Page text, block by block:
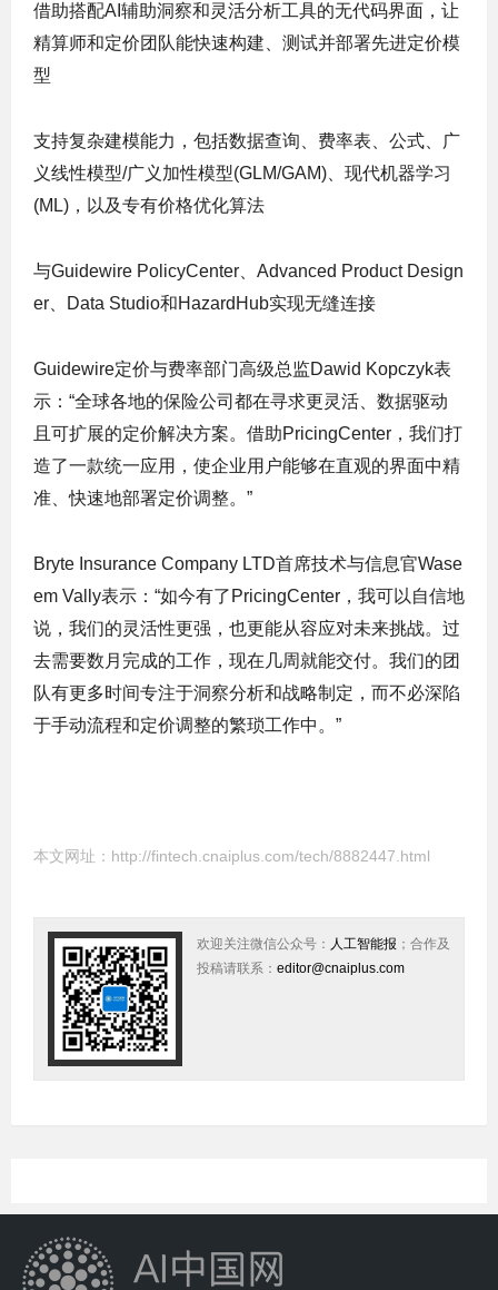
借助搭配AI辅助洞察和灵活分析工具的无代码界面，让
精算师和定价团队能快速构建、测试并部署先进定价模
型
支持复杂建模能力，包括数据查询、费率表、公式、广
义线性模型/广义加性模型(GLM/GAM)、现代机器学习
(ML)，以及专有价格优化算法
与Guidewire PolicyCenter、Advanced Product Design
er、Data Studio和HazardHub实现无缝连接
Guidewire定价与费率部门高级总监Dawid Kopczyk表
示：“全球各地的保险公司都在寻求更灵活、数据驱动
且可扩展的定价解决方案。借助PricingCenter，我们打
造了一款统一应用，使企业用户能够在直观的界面中精
准、快速地部署定价调整。”
Bryte Insurance Company LTD首席技术与信息官Wase
em Vally表示：“如今有了PricingCenter，我可以自信地
说，我们的灵活性更强，也更能从容应对未来挑战。过
去需要数月完成的工作，现在几周就能交付。我们的团
队有更多时间专注于洞察分析和战略制定，而不必深陷
于手动流程和定价调整的繁琐工作中。”
本文网址： http://fintech.cnaiplus.com/tech/8882447.html
欢迎关注微信公众号： 人工智能报 ；合作及
投稿请联系： editor@cnaiplus.com